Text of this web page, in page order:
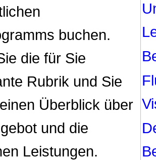
buchen.
die für Sie
Rubrik und Sie
Überblick über
und die
Leistungen.